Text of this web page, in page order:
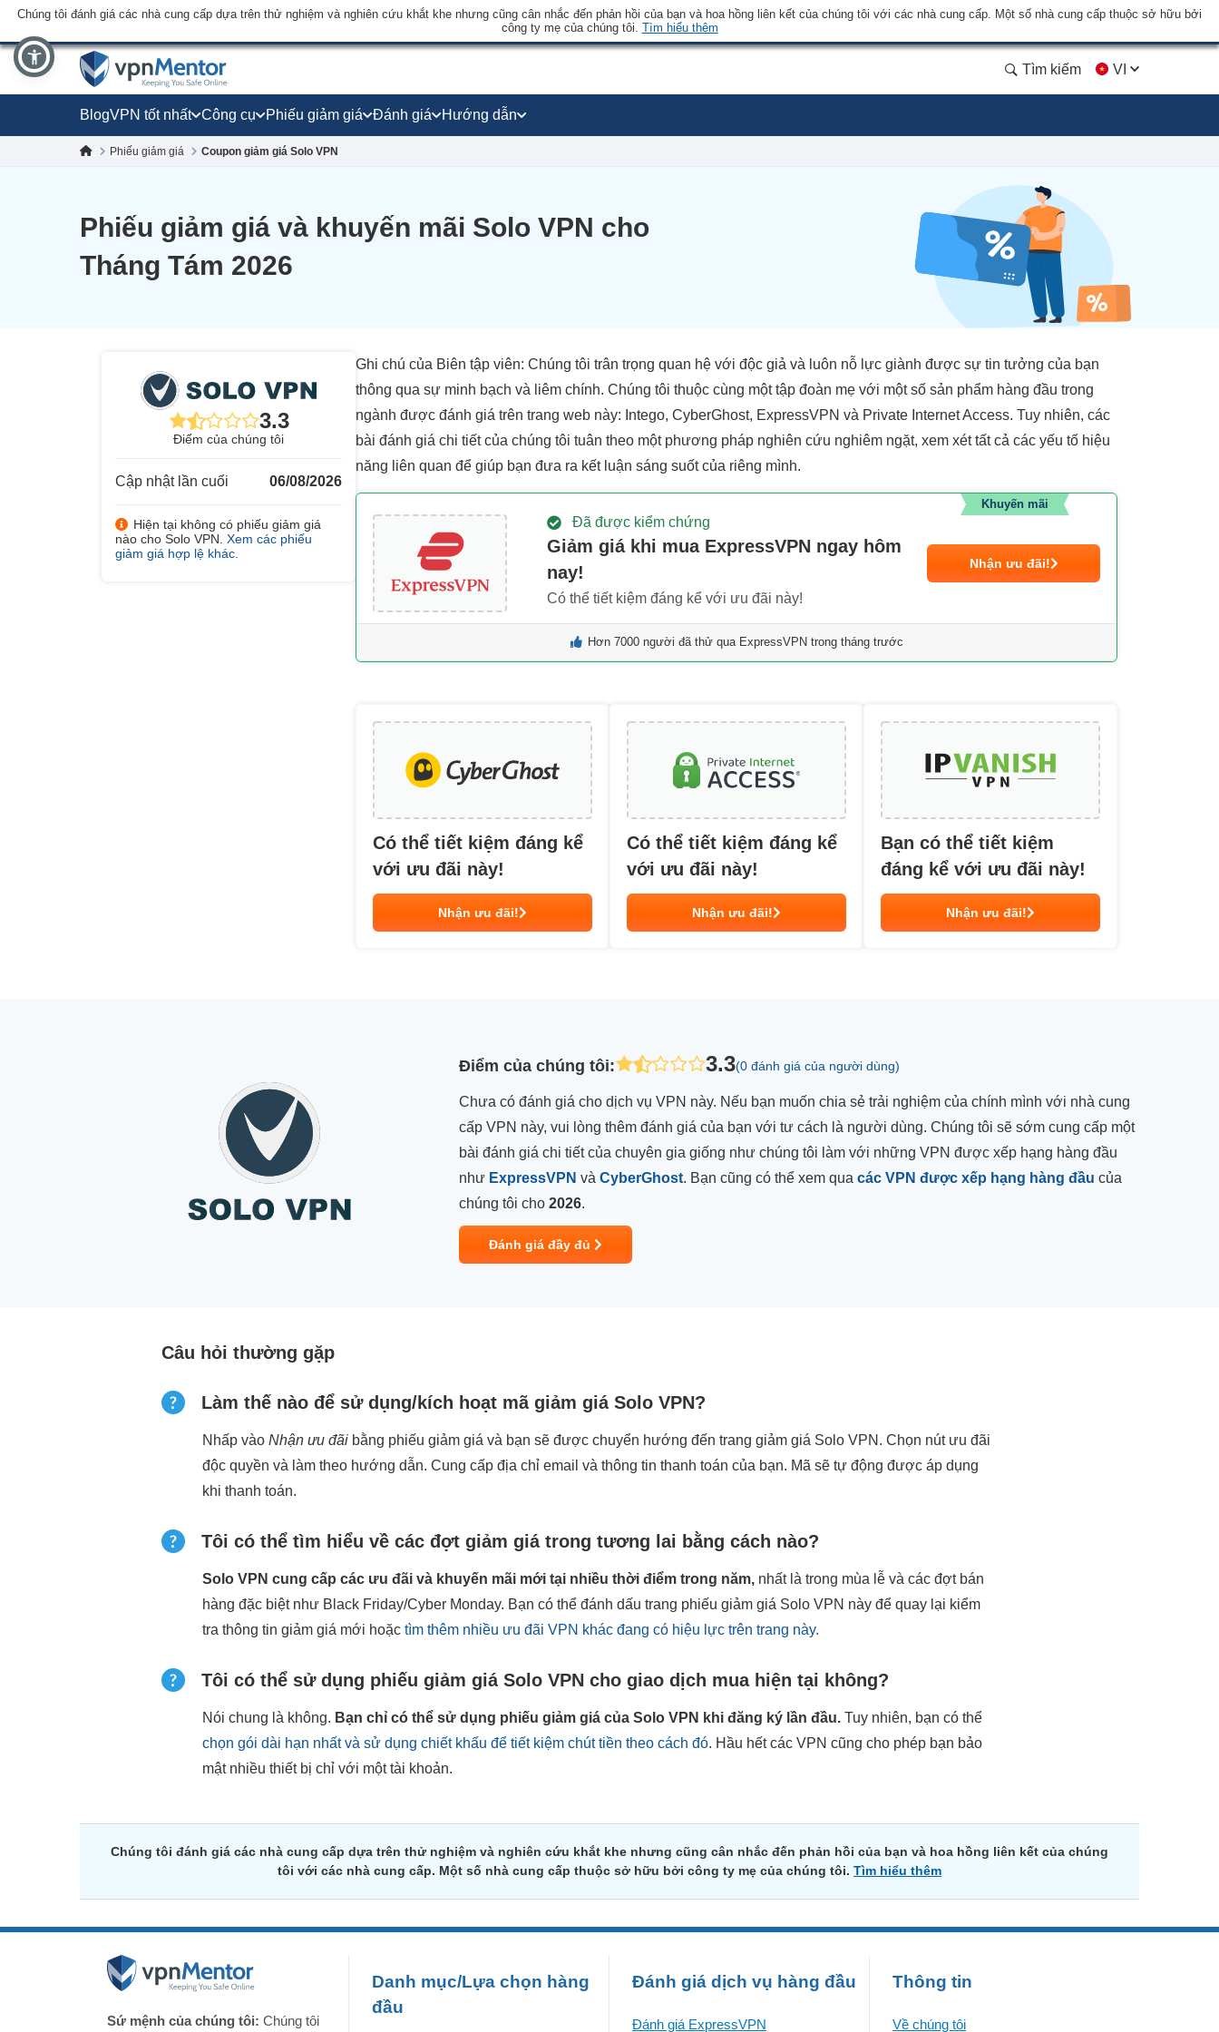
Chúng tôi đánh giá các nhà cung cấp dựa trên thử nghiệm và nghiên cứu khắt khe nhưng cũng cân nhắc đến phản hồi của bạn và hoa hồng liên kết của chúng tôi với các nhà cung cấp. Một số nhà cung cấp thuộc sở hữu bởi
công ty mẹ của chúng tôi. Tìm hiểu thêm
Tìm kiếm VI
BlogVPN tốt nhất Công cụ Phiếu giảm giá Đánh giá Hướng dẫn
Phiếu giảm giá Coupon giảm giá Solo VPN
Phiếu giảm giá và khuyến mãi Solo VPN cho
Tháng Tám 2026
3.3
Điểm của chúng tôi
Cập nhật lần cuối 06/08/2026
Hiện tại không có phiếu giảm giá
nào cho Solo VPN. Xem các phiếu
giảm giá hợp lệ khác
Ghi chú của Biên tập viên: Chúng tôi trân trọng quan hệ với độc giả và luôn nỗ lực giành được sự tin tưởng của bạn
thông qua sự minh bạch và liêm chính. Chúng tôi thuộc cùng một tập đoàn mẹ với một số sản phẩm hàng đầu trong
ngành được đánh giá trên trang web này: Intego, CyberGhost, ExpressVPN và Private Internet Access. Tuy nhiên, các
bài đánh giá chi tiết của chúng tôi tuân theo một phương pháp nghiên cứu nghiêm ngặt, xem xét tất cả các yếu tố hiệu
năng liên quan để giúp bạn đưa ra kết luận sáng suốt của riêng mình.
Đã được kiểm chứng
Giảm giá khi mua ExpressVPN ngay hôm
nay!
Có thể tiết kiệm đáng kể với ưu đãi này!
Nhận ưu đãi!
Khuyến mãi
Hơn 7000 người đã thử qua ExpressVPN trong tháng trước
Có thể tiết kiệm đáng kể
với ưu đãi này!
Nhận ưu đãi!
Có thể tiết kiệm đáng kể
với ưu đãi này!
Nhận ưu đãi!
Bạn có thể tiết kiệm
đáng kể với ưu đãi này!
Nhận ưu đãi!
Điểm của chúng tôi: 3.3(0 đánh giá của người dùng)
Chưa có đánh giá cho dịch vụ VPN này. Nếu bạn muốn chia sẻ trải nghiệm của chính mình với nhà cung
cấp VPN này, vui lòng thêm đánh giá của bạn với tư cách là người dùng. Chúng tôi sẽ sớm cung cấp một
bài đánh giá chi tiết của chuyên gia giống như chúng tôi làm với những VPN được xếp hạng hàng đầu
như ExpressVPN và CyberGhost. Bạn cũng có thể xem qua các VPN được xếp hạng hàng đầu của
chúng tôi cho 2026.
Đánh giá đầy đủ
Câu hỏi thường gặp
Làm thế nào để sử dụng/kích hoạt mã giảm giá Solo VPN?
Nhấp vào Nhận ưu đãi bằng phiếu giảm giá và bạn sẽ được chuyển hướng đến trang giảm giá Solo VPN. Chọn nút ưu đãi
độc quyền và làm theo hướng dẫn. Cung cấp địa chỉ email và thông tin thanh toán của bạn. Mã sẽ tự động được áp dụng
khi thanh toán.
Tôi có thể tìm hiểu về các đợt giảm giá trong tương lai bằng cách nào?
Solo VPN cung cấp các ưu đãi và khuyến mãi mới tại nhiều thời điểm trong năm, nhất là trong mùa lễ và các đợt bán
hàng đặc biệt như Black Friday/Cyber Monday. Bạn có thể đánh dấu trang phiếu giảm giá Solo VPN này để quay lại kiểm
tra thông tin giảm giá mới hoặc tìm thêm nhiều ưu đãi VPN khác đang có hiệu lực trên trang này.
Tôi có thể sử dụng phiếu giảm giá Solo VPN cho giao dịch mua hiện tại không?
Nói chung là không. Bạn chỉ có thể sử dụng phiếu giảm giá của Solo VPN khi đăng ký lần đầu. Tuy nhiên, bạn có thể
chọn gói dài hạn nhất và sử dụng chiết khấu để tiết kiệm chút tiền theo cách đó. Hầu hết các VPN cũng cho phép bạn bảo
mật nhiều thiết bị chỉ với một tài khoản.
Chúng tôi đánh giá các nhà cung cấp dựa trên thử nghiệm và nghiên cứu khắt khe nhưng cũng cân nhắc đến phản hồi của bạn và hoa hồng liên kết của chúng
tôi với các nhà cung cấp. Một số nhà cung cấp thuộc sở hữu bởi công ty mẹ của chúng tôi. Tìm hiểu thêm
Sứ mệnh của chúng tôi: Chúng tôi
Danh mục/Lựa chọn hàng
đầu
Đánh giá dịch vụ hàng đầu
Đánh giá ExpressVPN
Thông tin
Về chúng tôi